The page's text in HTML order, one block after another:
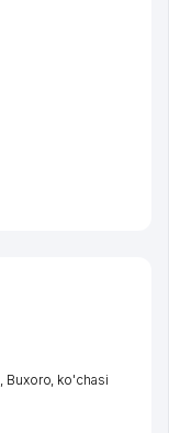
, Buxoro, ko'chasi